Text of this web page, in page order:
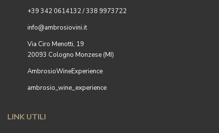
+39 342 0614132 / 338 9973722
info@ambrosiovini.it
Via Ciro Menotti, 19
20093 Cologno Monzese (MI)
AmbrosioWineExperience
ambrosio_wine_experience
LINK UTILI